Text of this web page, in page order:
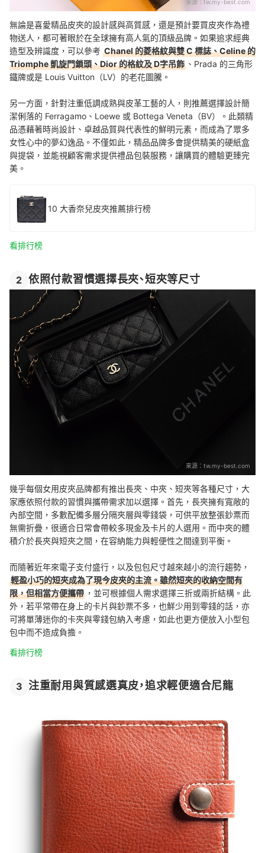
來源： tw.my-best.com
無論是喜愛精品皮夾的設計感與高質感，還是預計要買皮夾作為禮
物送人，都可著眼於在全球擁有高人氣的頂級品牌。如果追求經典
造型及辨識度，可以參考 Chanel 的菱格紋與雙 C 標誌、Celine 的
Triomphe 凱旋門鎖頭、Dior 的格紋及 D字吊飾 、Prada 的三角形
鐵牌或是 Louis Vuitton（LV）的老花圖騰。
另一方面，針對注重低調成熟與皮革工藝的人，則推薦選擇設計簡
潔俐落的 Ferragamo、Loewe 或 Bottega Veneta（BV）。此類精
品憑藉著時尚設計、卓越品質與代表性的鮮明元素，而成為了眾多
女性心中的夢幻逸品。不僅如此，精品品牌多會提供精美的硬紙盒
與提袋，並能視顧客需求提供禮品包裝服務，讓購買的體驗更臻完
美。
10 大香奈兒皮夾推薦排行榜
看排行榜
2 依照付款習慣選擇長夾、短夾等尺寸
來源： tw.my-best.com
幾乎每個女用皮夾品牌都有推出長夾、中夾、短夾等各種尺寸，大
家應依照付款的習慣與攜帶需求加以選擇。首先，長夾擁有寬敞的
內部空間，多數配備多層分隔夾層與零錢袋，可供平放整張鈔票而
無需折疊，很適合日常會帶較多現金及卡片的人選用。而中夾的體
積介於長夾與短夾之間，在容納能力與輕便性之間達到平衡。
而隨著近年來電子支付盛行，以及包包尺寸越來越小的流行趨勢，
輕盈小巧的短夾成為了現今皮夾的主流。雖然短夾的收納空間有
限，但相當方便攜帶 ，並可根據個人需求選擇三折或兩折結構。此
外，若平常帶在身上的卡片與鈔票不多，也鮮少用到零錢的話，亦
可將單薄迷你的卡夾與零錢包納入考慮，如此也更方便放入小型包
包中而不造成負擔。
看排行榜
3 注重耐用與質感選真皮，追求輕便適合尼龍